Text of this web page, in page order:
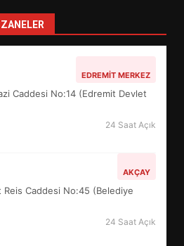
EDREMIT MERKEZ
Caddesi No:14 (Edremit Devlet
24 Saat Açık
AKÇAY
Caddesi No:45 (Belediye
24 Saat Açık
MÜZELERİNDE SÜRE
NE DEĞİŞTİ?
KAYITLARI NEYİ